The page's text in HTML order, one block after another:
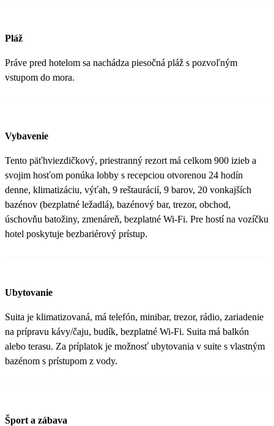
Pláž
Práve pred hotelom sa nachádza piesočná pláž s pozvoľným
vstupom do mora.
Vybavenie
Tento päťhviezdičkový, priestranný rezort má celkom 900 izieb a
svojim hosťom ponúka lobby s recepciou otvorenou 24 hodín
denne, klimatizáciu, výťah, 9 reštaurácií, 9 barov, 20 vonkajších
bazénov (bezplatné ležadlá), bazénový bar, trezor, obchod,
úschovňu batožiny, zmenáreň, bezplatné Wi-Fi. Pre hostí na vozíčku
hotel poskytuje bezbariérový prístup.
Ubytovanie
Suita je klimatizovaná, má telefón, minibar, trezor, rádio, zariadenie
na prípravu kávy/čaju, budík, bezplatné Wi-Fi. Suita má balkón
alebo terasu. Za príplatok je možnosť ubytovania v suite s vlastným
bazénom s prístupom z vody.
Šport a zábava